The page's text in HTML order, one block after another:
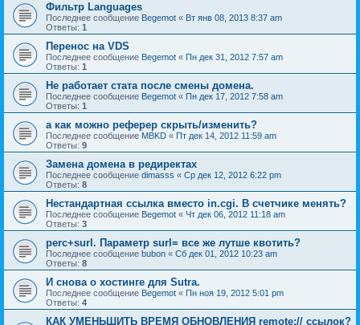
Фильтр Languages
Последнее сообщение Begemot « Вт янв 08, 2013 8:37 am
Ответы: 1
Перенос на VDS
Последнее сообщение Begemot « Пн дек 31, 2012 7:57 am
Ответы: 1
Не работает стата после смены домена.
Последнее сообщение Begemot « Пн дек 17, 2012 7:58 am
Ответы: 1
а как можно реферер скрыть/изменить?
Последнее сообщение MBKD « Пт дек 14, 2012 11:59 am
Ответы: 9
Замена домена в редиректах
Последнее сообщение dimasss « Ср дек 12, 2012 6:22 pm
Ответы: 8
Нестандартная ссылка вместо in.cgi. В счетчике менять?
Последнее сообщение Begemot « Чт дек 06, 2012 11:18 am
Ответы: 3
perc+surl. Параметр surl= все же лутше квотить?
Последнее сообщение bubon « Сб дек 01, 2012 10:23 am
Ответы: 8
И снова о хостинге для Sutra.
Последнее сообщение Begemot « Пн ноя 19, 2012 5:01 pm
Ответы: 4
КАК УМЕНЬШИТЬ ВРЕМЯ ОБНОВЛЕНИЯ remote:// ссылок?